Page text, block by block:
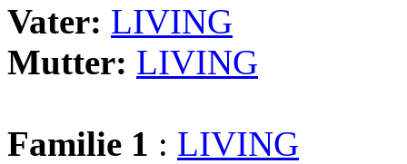
Vater: LIVING
Mutter: LIVING
Familie 1 : LIVING